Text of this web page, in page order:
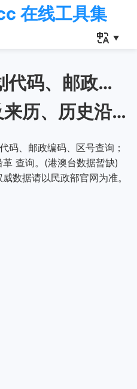
在线工具集
潜江市 行政区划代码、邮政编码、区号查询
历、历史沿革
码、邮政编码、区号查询；
查询。(港澳台数据暂缺)
数据请以民政部官网为准。